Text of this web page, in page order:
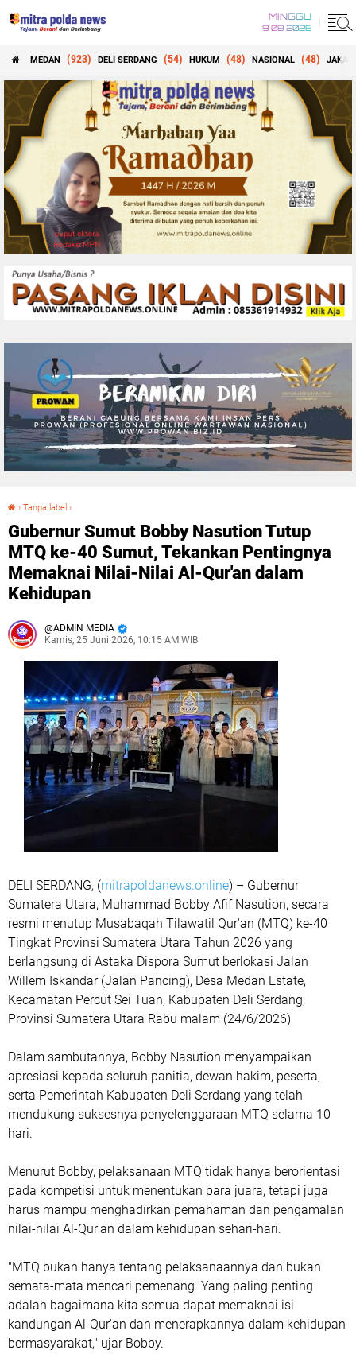
MINGGU
9 08 2026
MEDAN (923) DELI SERDANG (54) HUKUM (48) NASIONAL (48)
› Tanpa label ›
Gubernur Sumut Bobby Nasution Tutup
MTQ ke-40 Sumut, Tekankan Pentingnya
Memaknai Nilai-Nilai Al-Qur'an dalam
Kehidupan
ADMIN MEDIA
Kamis, 25 Juni 2026, 10:15 AM WIB
DELI SERDANG, (mitrapoldanews.online) – Gubernur
Sumatera Utara, Muhammad Bobby Afif Nasution, secara
resmi menutup Musabaqah Tilawatil Qur'an (MTQ) ke-40
Tingkat Provinsi Sumatera Utara Tahun 2026 yang
berlangsung di Astaka Dispora Sumut berlokasi Jalan
Willem Iskandar (Jalan Pancing), Desa Medan Estate,
Kecamatan Percut Sei Tuan, Kabupaten Deli Serdang,
Provinsi Sumatera Utara Rabu malam (24/6/2026)
Dalam sambutannya, Bobby Nasution menyampaikan
apresiasi kepada seluruh panitia, dewan hakim, peserta,
serta Pemerintah Kabupaten Deli Serdang yang telah
mendukung suksesnya penyelenggaraan MTQ selama 10
hari.
Menurut Bobby, pelaksanaan MTQ tidak hanya berorientasi
pada kompetisi untuk menentukan para juara, tetapi juga
harus mampu menghadirkan pemahaman dan pengamalan
nilai-nilai Al-Qur'an dalam kehidupan sehari-hari.
"MTQ bukan hanya tentang pelaksanaannya dan bukan
semata-mata mencari pemenang. Yang paling penting
adalah bagaimana kita semua dapat memaknai isi
kandungan Al-Qur'an dan menerapkannya dalam kehidupan
bermasyarakat," ujar Bobby.